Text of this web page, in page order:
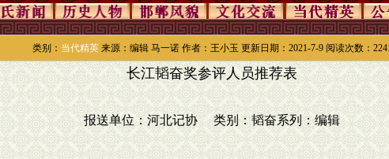
类别： 当代精英来源：编辑 马一诺 作者：王小玉 更新日期：2021-7-9 阅读次数：
长江韬奋奖参评人员推荐表
报送单位：河北记协 类别：韬奋系列：编辑